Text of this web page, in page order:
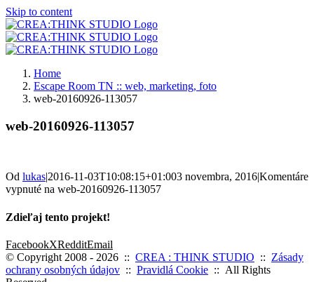
Skip to content
Home
Escape Room TN :: web, marketing, foto
web-20160926-113057
web-20160926-113057
Od lukas|2016-11-03T10:08:15+01:003 novembra, 2016|Komentáre
vypnuté na web-20160926-113057
Zdieľaj tento projekt!
FacebookXRedditEmail
© Copyright 2008 - 2026 :: CREA : THINK STUDIO :: Zásady
ochrany osobných údajov :: Pravidlá Cookie :: All Rights